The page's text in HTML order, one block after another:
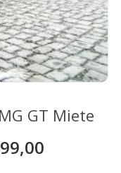
GT Miete